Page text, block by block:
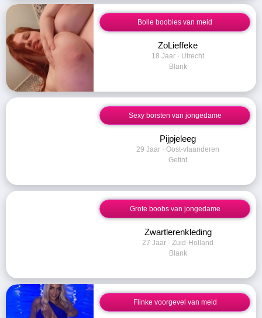
Bolle boobies van meid
ZoLieffeke
18 Jaar · Utrecht
Blank
Sexy borsten van jongedame
Pijpjeleeg
29 Jaar · Oost-vlaanderen
Getint
Grote boobs van jongedame
Zwartlerenkleding
27 Jaar · Zuid-Holland
Blank
Flinke voorgevel van meid